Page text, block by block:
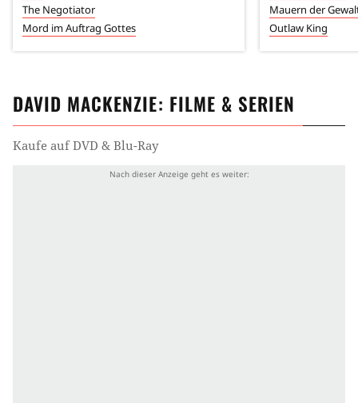
The Negotiator
Mord im Auftrag Gottes
Mauern der
Outlaw King
DAVID MACKENZIE: FILME & SERIEN
Kaufe auf DVD & Blu-Ray